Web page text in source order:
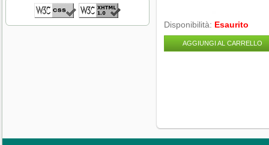
Disponibilità: Esaurito
AGGIUNGI AL CARRELLO